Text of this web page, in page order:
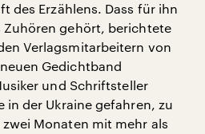
des Erzählens. Dass für ihn
Zuhören gehört, berichtete
Verlagsmitarbeitern von
Gedichtband
und Schriftsteller
in der Ukraine gefahren, zu
Monaten mit mehr als